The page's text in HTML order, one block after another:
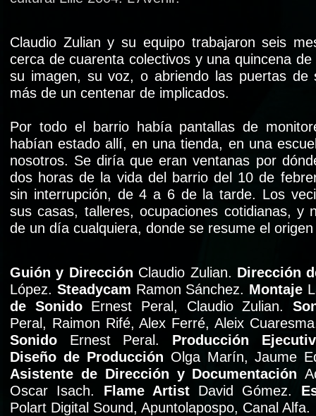
Claudio Zulian y su equipo trabajaron seis
cerca de cuarenta colectivos y una quincena
su imagen, su voz, o abriendo las puertas de
más de un centenar de implicados.
Por todo el barrio había pantallas de
habían estado allí, en una tienda, en una
nosotros. Se diría que eran ventanas por
dos horas de la vida del barrio del 10 de
sin interrupción, de 4 a 6 de la tarde. Los
sus casas, talleres, ocupaciones cotidianas, y
de un día cualquiera, donde se resume el
Guión y Dirección Claudio Zulian. Dirección
López. Steadycam Ramon Sánchez. Montaje
de SonidoErnest Peral, Claudio Zulian.
Peral, Raimon Rifé, Alex Ferré, Aleix
Sonido Ernest Peral. Producción
Diseño de Producción Olga Marín, Jaume
Asistente de Dirección y Documentación
Oscar Isach.
Flame ArtistDavid Gómez.
Polart Digital Sound, Apuntolapospo, Canal Alfa.